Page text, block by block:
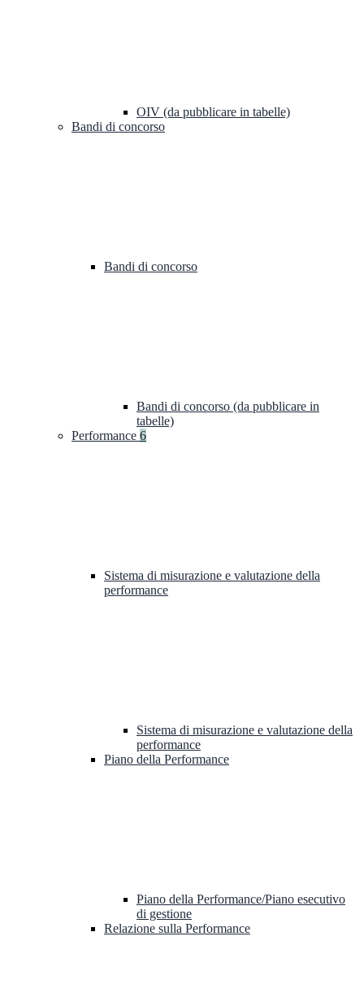
OIV (da pubblicare in tabelle)
Bandi di concorso
Bandi di concorso
Bandi di concorso (da pubblicare in
tabelle)
Performance 6
Sistema di misurazione e valutazione della
performance
Sistema di misurazione e valutazione della
performance
Piano della Performance
Piano della Performance/Piano esecutivo
di gestione
Relazione sulla Performance